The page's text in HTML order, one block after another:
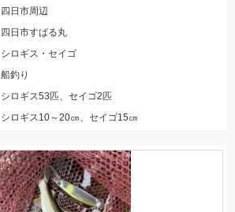
四日市周辺
四日市すばる丸
シロギス・セイゴ
船釣り
シロギス53匹、セイゴ2匹
シロギス10～20㎝、セイゴ15㎝